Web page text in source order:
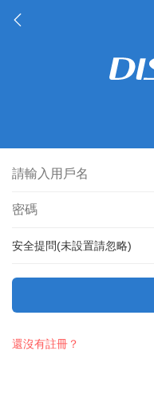
安全提問(未設置請忽略)
還沒有註冊？